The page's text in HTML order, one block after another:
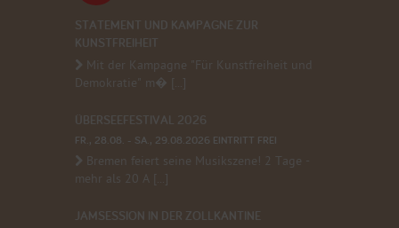
STATEMENT UND KAMPAGNE ZUR
KUNSTFREIHEIT
Mit der Kampagne "Für Kunstfreiheit und
Demokratie" m� [...]
ÜBERSEEFESTIVAL 2026
FR., 28.08. - SA., 29.08.2026 EINTRITT FREI
Bremen feiert seine Musikszene! 2 Tage -
mehr als 20 A [...]
JAMSESSION IN DER ZOLLKANTINE